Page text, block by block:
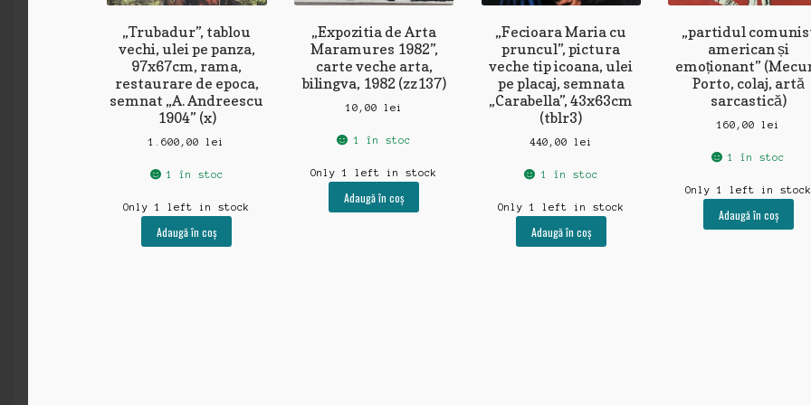
„Trubadur”, tablou
vechi, ulei pe panza,
97x67cm, rama,
restaurare de epoca,
semnat „A. Andreescu
1904” (x)
1.600,00lei
1 în stoc
Only 1 left in stock
Adaugă în coș
„Expozitia de Arta
Maramures 1982”,
carte veche arta,
bilingva, 1982 (zz137)
10,00 lei
1 în stoc
Only 1 left in stock
Adaugă în coș
„Fecioara Maria cu
pruncul”, pictura
veche tip icoana, ulei
pe placaj, semnata
„Carabella”, 43x63cm
(tblr3)
440,00 lei
1 în stoc
Only 1 left in stock
Adaugă în coș
„partidul
american și
emoționant”
Porto, colaj, artă
sarcastică)
160,00 lei
1 în stoc
Only 1 left in stock
Adaugă în coș